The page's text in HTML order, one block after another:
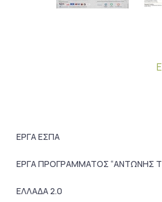
ΕΡΓΑ ΕΣΠΑ
ΕΡΓΑ ΠΡΟΓΡΑΜΜΑΤΟΣ “ΑΝΤΩΝΗΣ
ΕΛΛΑΔΑ 2.0